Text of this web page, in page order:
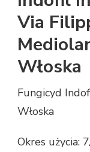
Via
Włoska
Fungicyd
Włoska
Okres użycia: